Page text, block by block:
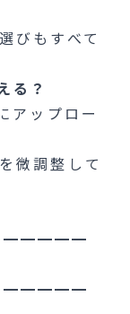
びもすべて
る？
アップロー
微調整して